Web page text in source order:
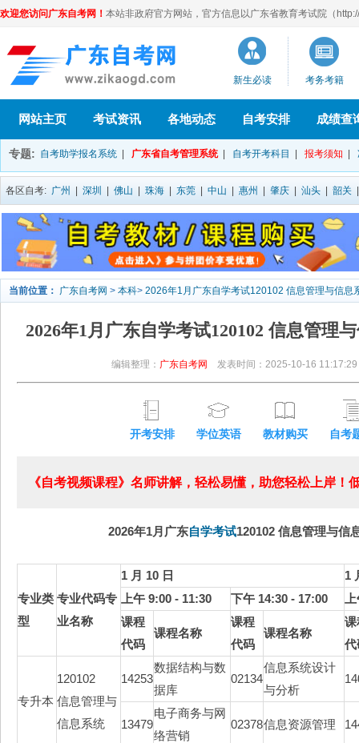
欢迎您访问广东自考网！ 本站非政府官方网站，官方信息以广东省教育考试院（
新生必读 考务考籍
网站主页 考试资讯 各地动态 自考安排 成绩查
专题: 自考助学报名系统 广东省自考管理系统 自考开考科目 报考须知
各区自考: 广州 深圳 佛山 珠海 东莞 中山 惠州 肇庆 汕头 韶关
当前位置： 广东自考网 > 本科> 2026年1月广东自学考试120102 信息管理与信息
2026年1月广东自学考试120102 信息管理
编辑整理： 广东自考网 发表时间：2025-10-16 11:17:29
开考安排 学位英语 教材购买 自考
《自考视频课程》名师讲解，轻松易懂，助您轻松上岸！
2026年1月广东自学考试120102 信息管理与信
专业类
型
专业代码专
业名称
1 月 10 日
1
上午 9:00 - 11:30
下午 14:30 - 17:00
课程
代码
课程名称
课程
代码
课程名称
课
代
专升本
120102
信息管理与
信息系统
14253
数据结构与数
据库
02134
信息系统设计
与分析
13479
电子商务与网
络营销
02378信息资源管理